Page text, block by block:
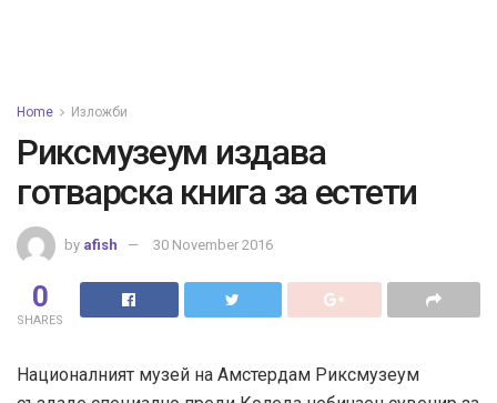
Home Изложби
Риксмузеум издава
готварска книга за естети
by afish 30 November 2016
0
SHARES
Националният музей на Амстердам Риксмузеум